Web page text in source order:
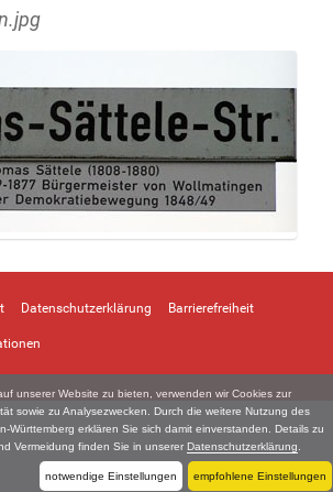
unserer Website zu bieten, verwenden wir Cookies zur
sowie zu Analysezwecken. Durch die weitere Nutzung des
Württemberg erklären Sie sich damit einverstanden. Details zu
Vermeidung finden Sie in unserer Datenschutzerklärung
notwendige Einstellungen empfohlene Einstellungen
Datenschutzerklärung Barrierefreiheit